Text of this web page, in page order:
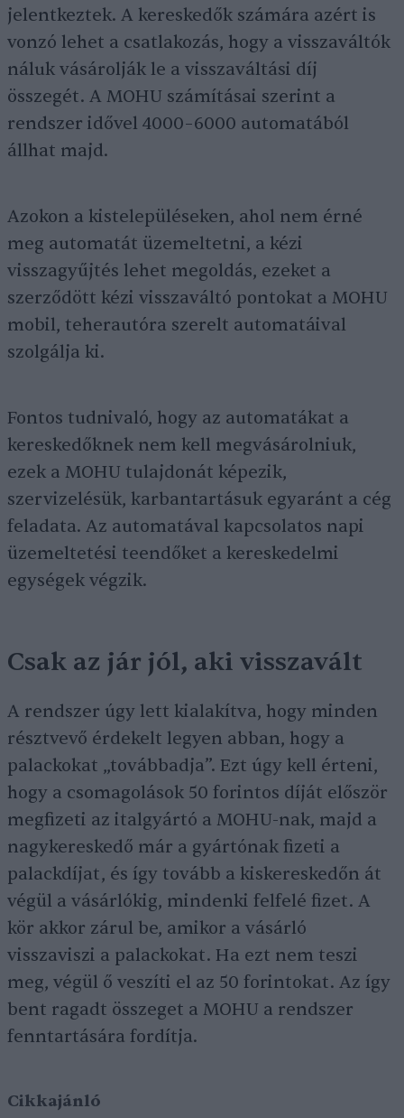
jelentkeztek. A kereskedők számára azért is
vonzó lehet a csatlakozás, hogy a visszaváltók
náluk vásárolják le a visszaváltási díj
összegét. A MOHU számításai szerint a
rendszer idővel 4000–6000 automatából
állhat majd.
Azokon a kistelepüléseken, ahol nem érné
meg automatát üzemeltetni, a kézi
visszagyűjtés lehet megoldás, ezeket a
szerződött kézi visszaváltó pontokat a MOHU
mobil, teherautóra szerelt automatáival
szolgálja ki.
Fontos tudnivaló, hogy az automatákat a
kereskedőknek nem kell megvásárolniuk,
ezek a MOHU tulajdonát képezik,
szervizelésük, karbantartásuk egyaránt a cég
feladata. Az automatával kapcsolatos napi
üzemeltetési teendőket a kereskedelmi
egységek végzik.
Csak az jár jól, aki visszavált
A rendszer úgy lett kialakítva, hogy minden
résztvevő érdekelt legyen abban, hogy a
palackokat „továbbadja”. Ezt úgy kell érteni,
hogy a csomagolások 50 forintos díját először
megfizeti az italgyártó a MOHU-nak, majd a
nagykereskedő már a gyártónak fizeti a
palackdíjat, és így tovább a kiskereskedőn át
végül a vásárlókig, mindenki felfelé fizet. A
kör akkor zárul be, amikor a vásárló
visszaviszi a palackokat. Ha ezt nem teszi
meg, végül ő veszíti el az 50 forintokat. Az így
bent ragadt összeget a MOHU a rendszer
fenntartására fordítja.
Cikkajánló